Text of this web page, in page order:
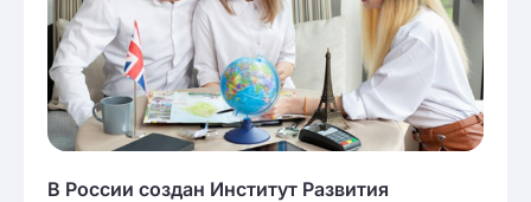
В России создан Институт Развития